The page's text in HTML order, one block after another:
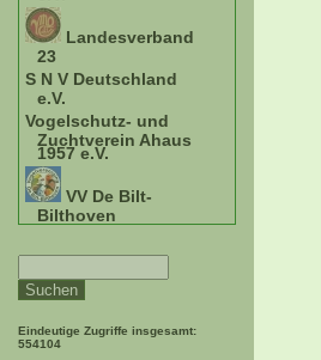
Landesverband
23
S N V Deutschland
e.V.
Vogelschutz- und
Zuchtverein Ahaus
1957 e.V.
VV De Bilt-
Bilthoven
Eindeutige Zugriffe insgesamt:
554104